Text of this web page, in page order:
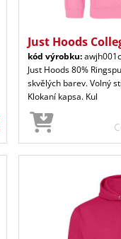
Just Hoods
kód výrobku:
Just Hoods 80%
skvělých barev. Volný
Klokaní kapsa. Kul